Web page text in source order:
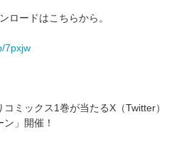
ロードはこちらから。
7pxjw
ミックス1巻が当たるX（Twitter）
ン」開催！